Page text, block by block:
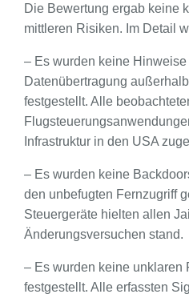
Die Bewertung ergab keine
mittleren Risiken. Im Detail
– Es wurden keine
Datenübertragung
festgestellt. Alle
Infrastruktur in den USA
– Es wurden keine
den unbefugten Fernzugriff
Steuergeräte hielten allen
Änderungsversuchen stand.
– Es wurden keine unklaren
festgestellt. Alle erfassten